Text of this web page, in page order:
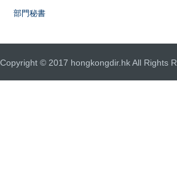
部門秘書
Copyright © 2017 hongkongdir.hk All Rights